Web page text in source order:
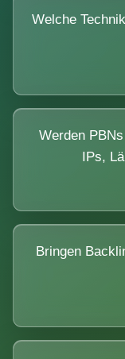
Welche
Werden
IPs,
Bringen